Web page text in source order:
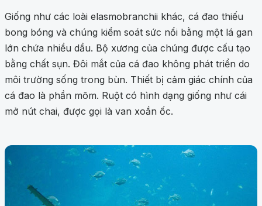
Giống như các loài elasmobranchii khác, cá đao thiếu
bong bóng và chúng kiểm soát sức nổi bằng một lá gan
lớn chứa nhiều dầu. Bộ xương của chúng được cấu tạo
bằng chất sụn. Đôi mắt của cá đao không phát triển do
môi trường sống trong bùn. Thiết bị cảm giác chính của
cá đao là phần mõm. Ruột có hình dạng giống như cái
mở nút chai, được gọi là van xoắn ốc.